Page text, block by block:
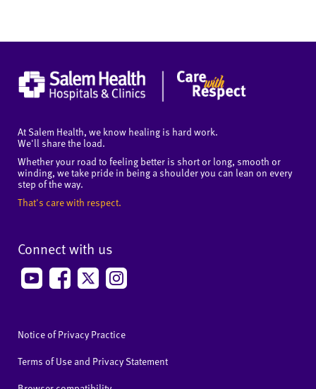
At Salem Health, we know healing is hard work.
We'll share the load.
Whether your road to feeling better is short or long, smooth or
winding, we take pride in being a shoulder you can lean on every
step of the way.
That's care with respect.
Connect with us
Notice of Privacy Practice
Terms of Use and Privacy Statement